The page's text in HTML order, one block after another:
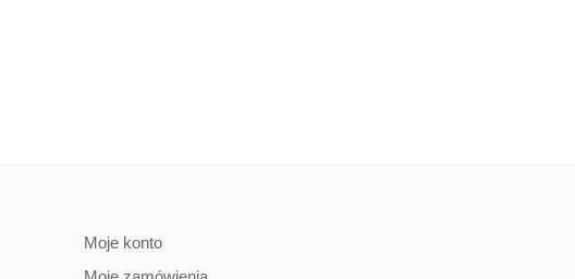
Moje konto